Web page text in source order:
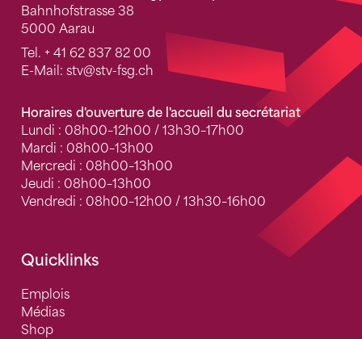
Bahnhofstrasse 38
5000 Aarau
Tel. + 41 62 837 82 00
E-Mail: stv@stv-fsg.ch
Horaires d'ouverture de l'accueil du secrétariat
Lundi : 08h00–12h00 / 13h30–17h00
Mardi : 08h00–13h00
Mercredi : 08h00–13h00
Jeudi : 08h00–13h00
Vendredi : 08h00–12h00 / 13h30–16h00
Quicklinks
Emplois
Médias
Shop